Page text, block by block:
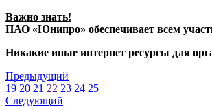
Важно знать!
ПАО «Юнипро» обеспечивает всем
Никакие иные интернет ресурсы для
Предыдущий
19 20 21 22 23 24 25
Следующий